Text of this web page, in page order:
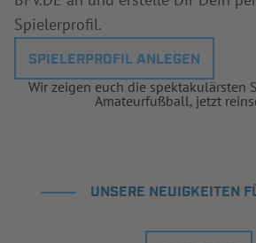
Spielerprofil.
SPIELERPROFIL ANLEGEN
Wir zeigen euch die spektakulärsten
Amateurfußball, jetzt
UNSERE NEUIGKEITEN